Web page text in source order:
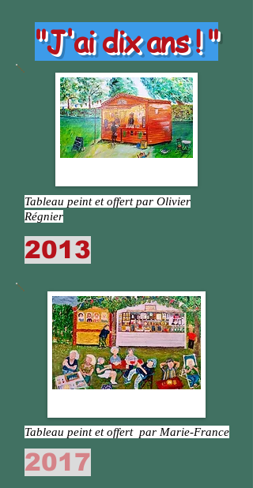
"J'ai dix ans ! "
Tableau peint et offert par Olivier
Régnier
2013
Tableau peint et offert par Marie-France
2017